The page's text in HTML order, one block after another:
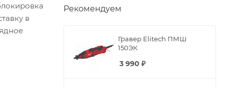
в
Рекомендуем
Гравер Elitech ПМШ
150ЭК
3 990 ₽